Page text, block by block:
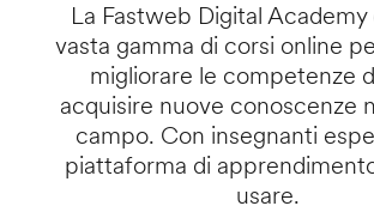
La Fastweb Digital
vasta gamma di corsi online
migliorare le competenze
acquisire nuove conoscenze
campo. Con insegnanti
piattaforma di
usare.